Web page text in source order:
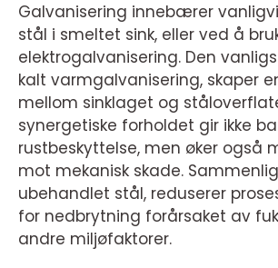
Galvanisering innebærer
stål i smeltet sink, eller ved å
elektrogalvanisering. Den
kalt varmgalvanisering, skaper
mellom sinklaget og
synergetiske forholdet gir ikke
rustbeskyttelse, men øker også
mot mekanisk skade.
ubehandlet stål, reduserer
for nedbrytning forårsaket av
andre miljøfaktorer.